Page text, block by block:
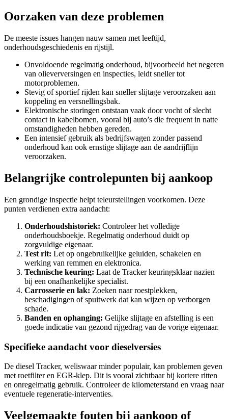
Oorzaken van deze problemen
De meeste issues hangen nauw samen met leeftijd,
onderhoudsgeschiedenis en rijstijl.
Onvoldoende regelmatig onderhoud, bijvoorbeeld het negeren
van olieverversingen en inspecties, leidt sneller tot
motorproblemen.
Stevig of sportief rijden kan sneller slijtage veroorzaken aan
koppeling en versnellingsbak.
Elektronische storingen ontstaan vaak door vocht of slecht
contact in kabelbomen, vooral bij auto’s die frequent in natte
omstandigheden hebben gereden.
Een intensief gebruik als bedrijfswagen zonder passend
onderhoud kan ook ernstige slijtage aan de aandrijflijn
veroorzaken.
Belangrijke controlepunten bij aankoop
Een grondige inspectie helpt teleurstellingen voorkomen. Deze
punten verdienen extra aandacht:
Onderhoudshistoriek: Controleer het volledige
onderhoudsboekje. Regelmatig onderhoud duidt op
zorgvuldige eigenaar.
Test rit: Let op ongebruikelijke geluiden, schakelen en
werking van remmen en elektronica.
Technische keuring: Laat de Tracker keuringsklaar nazien
bij een onafhankelijke specialist.
Carrosserie en lak: Zoeken naar roestplekken,
beschadigingen of spuitwerk dat kan wijzen op verborgen
schade.
Banden en ophanging: Gelijke slijtage en afstelling is een
goede indicatie van gezond rijgedrag van de vorige eigenaar.
Specifieke aandacht voor dieselversies
De diesel Tracker, weliswaar minder populair, kan problemen geven
met roetfilter en EGR-klep. Dit is vooral zichtbaar bij kortere ritten
en onregelmatig gebruik. Controleer de kilometerstand en vraag naar
eventuele regeneratie-interventies.
Veelgemaakte fouten bij aankoop of